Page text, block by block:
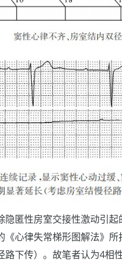
隐匿性房室交接性激动引
《心律失常梯形图解法》
路下传）。故笔者认为4相